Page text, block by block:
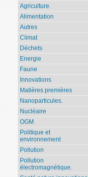
Agriculture.
Alimentation
Autres
Climat
Déchets
Energie
Faune
Innovations
Matières premières
Nanoparticules.
Nucléaire
OGM
Politique et
environnement
Pollution
Pollution
électromagnétique.